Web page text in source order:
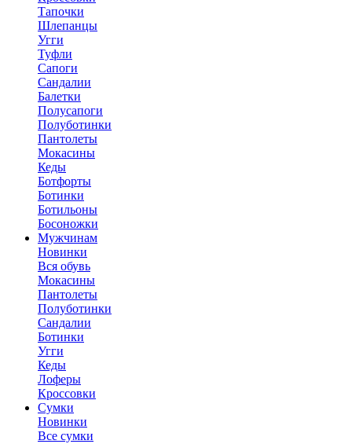
Тапочки
Шлепанцы
Угги
Туфли
Сапоги
Сандалии
Балетки
Полусапоги
Полуботинки
Пантолеты
Мокасины
Кеды
Ботфорты
Ботинки
Ботильоны
Босоножки
Мужчинам
Новинки
Вся обувь
Мокасины
Пантолеты
Полуботинки
Сандалии
Ботинки
Угги
Кеды
Лоферы
Кроссовки
Сумки
Новинки
Все сумки